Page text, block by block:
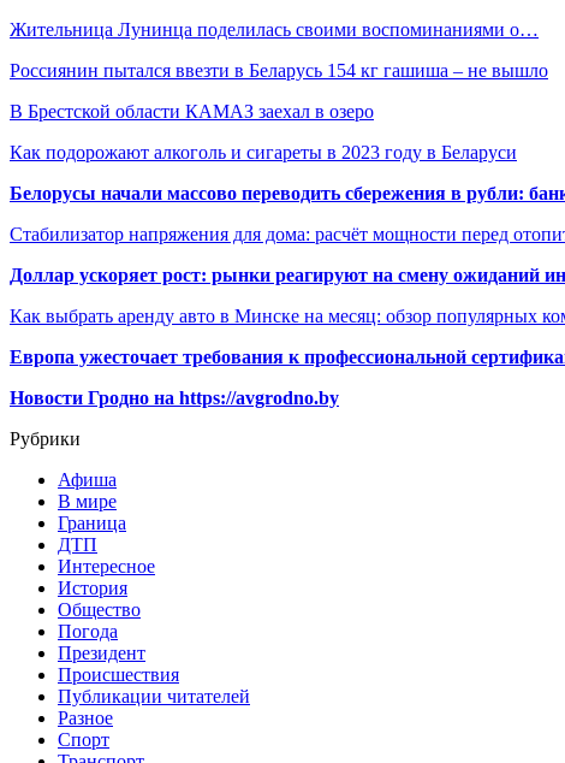
Жительница Лунинца поделилась своими воспоминаниями о…
Россиянин пытался ввезти в Беларусь 154 кг гашиша – не вышло
В Брестской области КАМАЗ заехал в озеро
Как подорожают алкоголь и сигареты в 2023 году в Беларуси
Белорусы начали массово переводить сбережения в рубли:
Стабилизатор напряжения для дома: расчёт мощности перед
Доллар ускоряет рост: рынки реагируют на смену ожиданий
Как выбрать аренду авто в Минске на месяц: обзор популярных
Европа ужесточает требования к профессиональной
Новости Гродно на https://avgrodno.by
Рубрики
Афиша
В мире
Граница
ДТП
Интересное
История
Общество
Погода
Президент
Происшествия
Публикации читателей
Разное
Спорт